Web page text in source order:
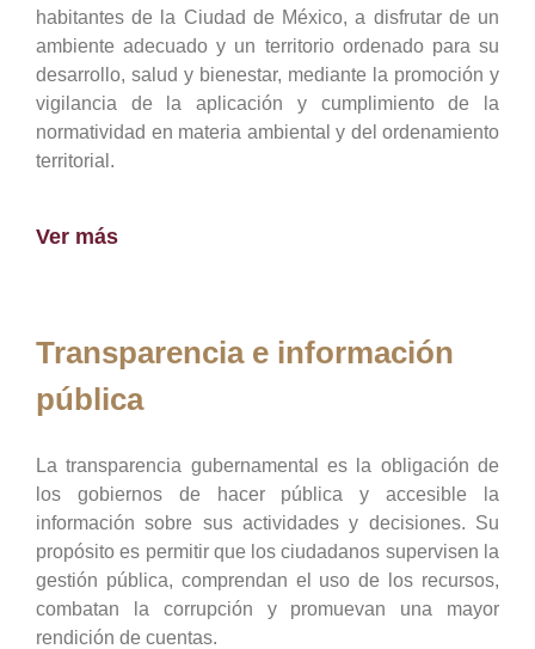
habitantes de la Ciudad de México, a disfrutar de un
ambiente adecuado y un territorio ordenado para su
desarrollo, salud y bienestar, mediante la promoción y
vigilancia de la aplicación y cumplimiento de la
normatividad en materia ambiental y del ordenamiento
territorial.
Ver más
Transparencia e información
pública
La transparencia gubernamental es la obligación de
los gobiernos de hacer pública y accesible la
información sobre sus actividades y decisiones. Su
propósito es permitir que los ciudadanos supervisen la
gestión pública, comprendan el uso de los recursos,
combatan la corrupción y promuevan una mayor
rendición de cuentas.